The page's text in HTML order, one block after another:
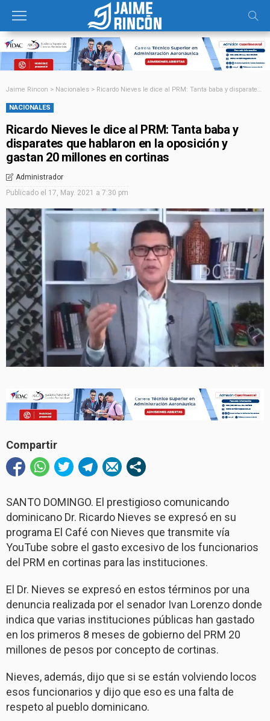
Jaime Rincon > Nacionales > Ricardo Nieves le dice al PRM: Tanta baba y disparates que hablaron en la oposición y gastan 20 millones en cortinas
NACIONALES
Ricardo Nieves le dice al PRM: Tanta baba y
disparates que hablaron en la oposición y
gastan 20 millones en cortinas
Administrador
Publicado el 17, May. 2021 a 7:30 pm
Compartir
SANTO DOMINGO. El prestigioso comunicando
dominicano Dr. Ricardo Nieves se expresó en su
programa El Café con Nieves que transmite vía
YouTube sobre el gasto excesivo de los funcionarios
del PRM en cortinas para las instituciones.
El Dr. Nieves se expresó en estos términos por una
denuncia realizada por el senador Ivan Lorenzo donde
indica que varias instituciones públicas han gastado
en los primeros 8 meses de gobierno del PRM 20
millones de pesos por concepto de cortinas.
Nieves, además, dijo que si se están volviendo locos
esos funcionarios y dijo que eso es una falta de
respeto al pueblo dominicano.